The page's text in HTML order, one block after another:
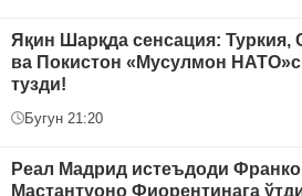
Яқин Шарқда сенсация: Туркия,
ва Покистон «Мусулмон
тузди!
Бугун 21:20
Реал Мадрид истеъдоди Франко
Мастантуоно Фиорентинага